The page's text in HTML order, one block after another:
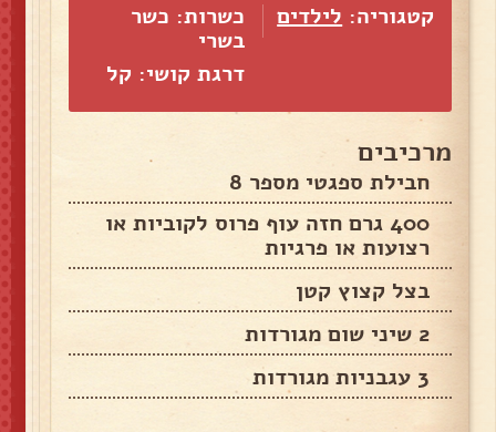
קטגוריה: לילדים
כשרות: כשר
בשרי
דרגת קושי: קל
מרכיבים
חבילת ספגטי מספר 8
400 גרם חזה עוף פרוס לקוביות או
רצועות או פרגיות
בצל קצוץ קטן
2 שיני שום מגורדות
3 עגבניות מגורדות